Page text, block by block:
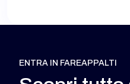
ENTRA IN FAREAPPALTI